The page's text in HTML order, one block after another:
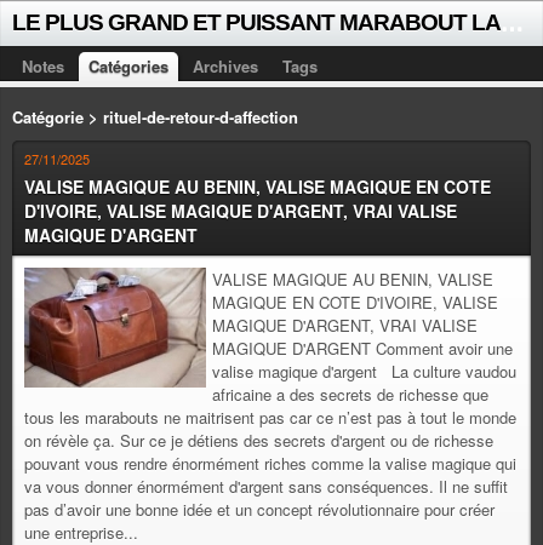
L
E PLUS GRAND ET PUISSANT MARABOUT LALAYE SORCIER VOYANT CELEBRE D'AFRIQUE INTERNATIONAL +229 +229 51021018
Notes Catégories Archives Tags
Catégorie > rituel-de-retour-d-affection
27/11/2025
VALISE MAGIQUE AU BENIN, VALISE MAGIQUE EN COTE
D'IVOIRE, VALISE MAGIQUE D'ARGENT, VRAI VALISE
MAGIQUE D'ARGENT
VALISE MAGIQUE AU BENIN, VALISE
MAGIQUE EN COTE D'IVOIRE, VALISE
MAGIQUE D'ARGENT, VRAI VALISE
MAGIQUE D'ARGENT Comment avoir une
valise magique d'argent La culture vaudou
africaine a des secrets de richesse que
tous les marabouts ne maitrisent pas car ce n’est pas à tout le monde
on révèle ça. Sur ce je détiens des secrets d'argent ou de richesse
pouvant vous rendre énormément riches comme la valise magique qui
va vous donner énormément d'argent sans conséquences. Il ne suffit
pas d’avoir une bonne idée et un concept révolutionnaire pour créer
une entreprise...